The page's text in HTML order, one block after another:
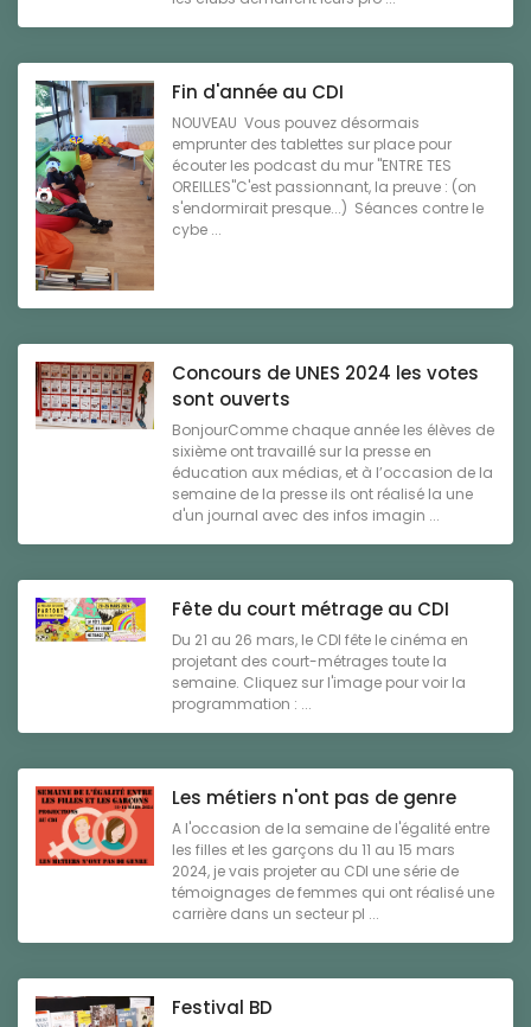
Fin d'année au CDI
NOUVEAU Vous pouvez désormais
emprunter des tablettes sur place pour
écouter les podcast du mur "ENTRE TES
OREILLES"C'est passionnant, la preuve : (on
s'endormirait presque...) Séances contre le
cybe ...
Concours de UNES 2024 les votes
sont ouverts
BonjourComme chaque année les élèves de
sixième ont travaillé sur la presse en
éducation aux médias, et à l’occasion de la
semaine de la presse ils ont réalisé la une
d'un journal avec des infos imagin ...
Fête du court métrage au CDI
Du 21 au 26 mars, le CDI fête le cinéma en
projetant des court-métrages toute la
semaine. Cliquez sur l'image pour voir la
programmation : ...
Les métiers n'ont pas de genre
A l'occasion de la semaine de l'égalité entre
les filles et les garçons du 11 au 15 mars
2024, je vais projeter au CDI une série de
témoignages de femmes qui ont réalisé une
carrière dans un secteur pl ...
Festival BD